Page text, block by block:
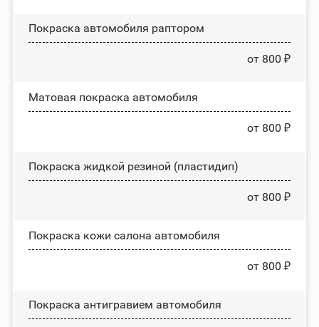
Покраска автомобиля раптором
от 800 ₽
Матовая покраска автомобиля
от 800 ₽
Покраска жидкой резиной (пластидип)
от 800 ₽
Покраска кожи салона автомобиля
от 800 ₽
Покраска антигравием автомобиля